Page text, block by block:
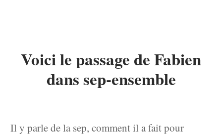
Voici le passage de Fabien
dans sep-ensemble
Il y parle de la sep, comment il a fait pour